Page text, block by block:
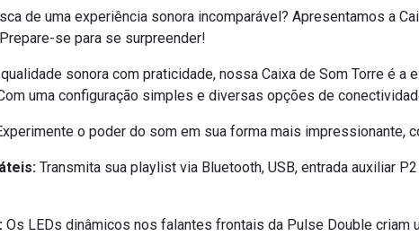
de uma experiência sonora incomparável? Apresentamos a
se para se surpreender!
sonora com praticidade, nossa Caixa de Som Torre é
uma configuração simples e diversas opções de
o poder do som em sua forma mais impressionante,
Transmita sua playlist via Bluetooth, USB, entrada auxiliar
Os LEDs dinâmicos nos falantes frontais da Pulse Double criam